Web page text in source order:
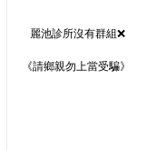
麗池診所沒有群組❌
《請鄉親勿上當受騙》